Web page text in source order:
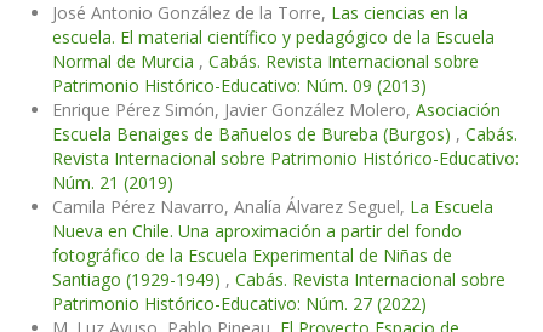
José Antonio González de la Torre, Las ciencias en la
escuela. El material científico y pedagógico de la Escuela
Normal de Murcia , Cabás. Revista Internacional sobre
Patrimonio Histórico-Educativo: Núm. 09 (2013)
Enrique Pérez Simón, Javier González Molero, Asociación
Escuela Benaiges de Bañuelos de Bureba (Burgos) , Cabás.
Revista Internacional sobre Patrimonio Histórico-Educativo:
Núm. 21 (2019)
Camila Pérez Navarro, Analía Álvarez Seguel, La Escuela
Nueva en Chile. Una aproximación a partir del fondo
fotográfico de la Escuela Experimental de Niñas de
Santiago (1929-1949) , Cabás. Revista Internacional sobre
Patrimonio Histórico-Educativo: Núm. 27 (2022)